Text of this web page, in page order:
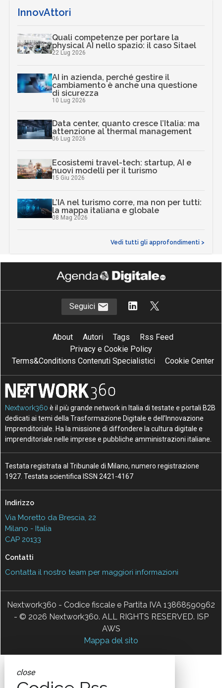
InnovAttori
Quali competenze per portare la
physical AI nello spazio: il caso Sitael
22 Lug 2026
AI in azienda, perché gestire il
cambiamento è anche una questione
di sicurezza
10 Lug 2026
Data center, quanto cresce l’Italia: ma
attenzione al thermal management
06 Lug 2026
Ecosistemi travel-tech: startup, AI e
nuovi modelli per il turismo
15 Giu 2026
L’IA nel turismo corre, ma non per tutti:
la mappa italiana e globale
08 Mag 2026
Vedi tutti gli approfondimenti >
Seguici
About Autori Tags
Rss Feed
Privacy e Cookie Policy
Terms&Conditions Contenuti Specialistici
Cookie Center
Nextwork360 è il più grande network in Italia di testate e portali B2B
dedicati ai temi della Trasformazione Digitale e dell’Innovazione
Imprenditoriale. Ha la missione di diffondere la cultura digitale e
imprenditoriale nelle imprese e pubbliche amministrazioni italiane.
Testata registrata al Tribunale di Milano, numero registrazione
1927. Testata scientifica ISSN 2421-4167
Indirizzo
Via Moretto da Brescia, 22
Milano - Italia
CAP 20133
Contatti
Contatta il nostro team per maggiori informazioni
Nextwork360 - Codice fiscale e Partita IVA 13868590962
- © 2026 Nextwork360. ALL RIGHTS RESERVED. ISP
AWS
Mappa del sito
close